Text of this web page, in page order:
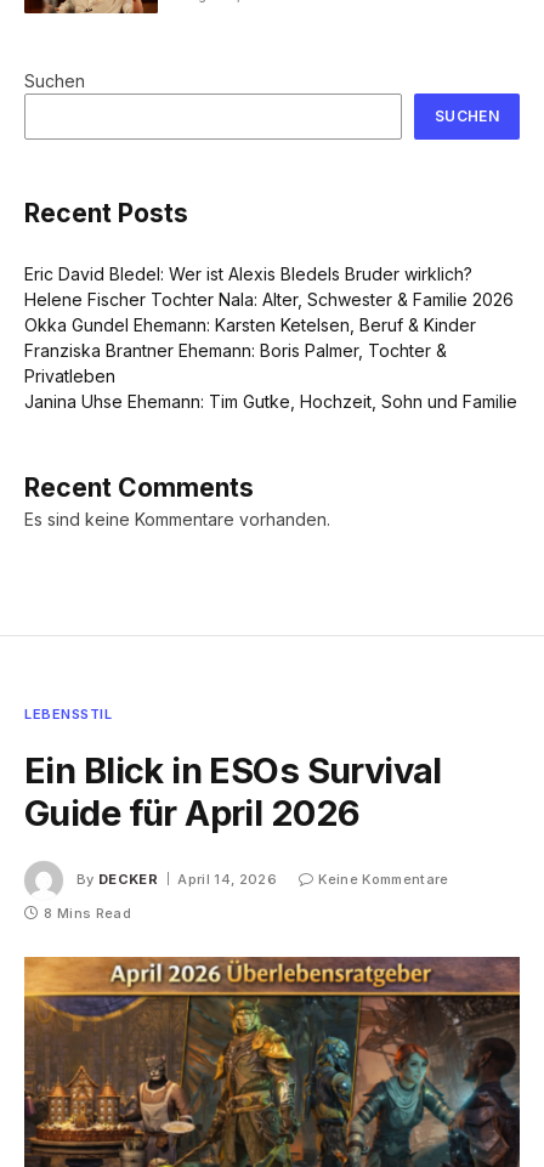
Suchen
SUCHEN
Recent Posts
Eric David Bledel: Wer ist Alexis Bledels Bruder wirklich?
Helene Fischer Tochter Nala: Alter, Schwester & Familie 2026
Okka Gundel Ehemann: Karsten Ketelsen, Beruf & Kinder
Franziska Brantner Ehemann: Boris Palmer, Tochter &
Privatleben
Janina Uhse Ehemann: Tim Gutke, Hochzeit, Sohn und Familie
Recent Comments
Es sind keine Kommentare vorhanden.
LEBENSSTIL
Ein Blick in ESOs Survival
Guide für April 2026
By DECKER April 14, 2026
Keine Kommentare
8 Mins Read